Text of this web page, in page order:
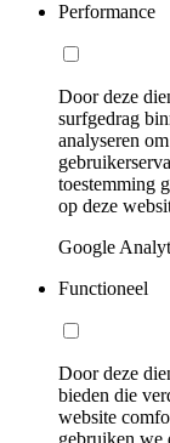
Performance
Door deze
surfgedrag
analyseren
toestemming
op deze
Google
Functioneel
Door deze
bieden die
website